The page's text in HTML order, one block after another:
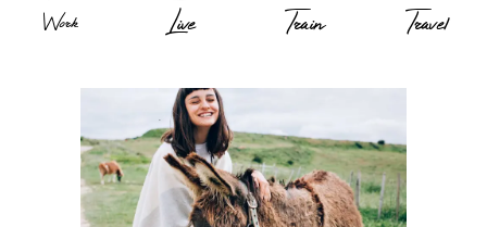
Work Live Train Travel